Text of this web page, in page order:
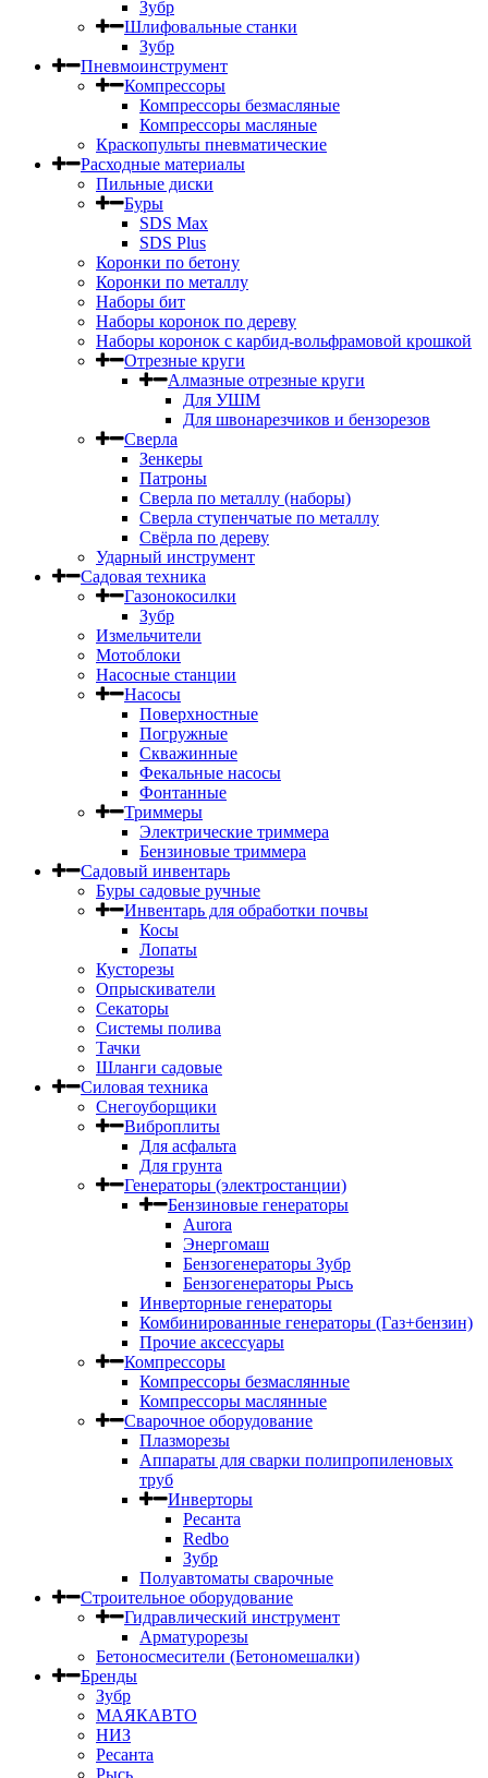
Зубр
Шлифовальные станки
Зубр
Пневмоинструмент
Компрессоры
Компрессоры безмасляные
Компрессоры масляные
Краскопульты пневматические
Расходные материалы
Пильные диски
Буры
SDS Max
SDS Plus
Коронки по бетону
Коронки по металлу
Наборы бит
Наборы коронок по дереву
Наборы коронок с карбид-вольфрамовой крошкой
Отрезные круги
Алмазные отрезные круги
Для УШМ
Для швонарезчиков и бензорезов
Сверла
Зенкеры
Патроны
Сверла по металлу (наборы)
Сверла ступенчатые по металлу
Свёрла по дереву
Ударный инструмент
Садовая техника
Газонокосилки
Зубр
Измельчители
Мотоблоки
Насосные станции
Насосы
Поверхностные
Погружные
Скважинные
Фекальные насосы
Фонтанные
Триммеры
Электрические триммера
Бензиновые триммера
Садовый инвентарь
Буры садовые ручные
Инвентарь для обработки почвы
Косы
Лопаты
Кусторезы
Опрыскиватели
Секаторы
Системы полива
Тачки
Шланги садовые
Силовая техника
Снегоуборщики
Виброплиты
Для асфальта
Для грунта
Генераторы (электростанции)
Бензиновые генераторы
Aurora
Энергомаш
Бензогенераторы Зубр
Бензогенераторы Рысь
Инверторные генераторы
Комбинированные генераторы (Газ+бензин)
Прочие аксессуары
Компрессоры
Компрессоры безмаслянные
Компрессоры маслянные
Сварочное оборудование
Плазморезы
Аппараты для сварки полипропиленовых
труб
Инверторы
Ресанта
Redbo
Зубр
Полуавтоматы сварочные
Строительное оборудование
Гидравлический инструмент
Арматурорезы
Бетоносмесители (Бетономешалки)
Бренды
Зубр
МАЯКАВТО
НИЗ
Ресанта
Рысь